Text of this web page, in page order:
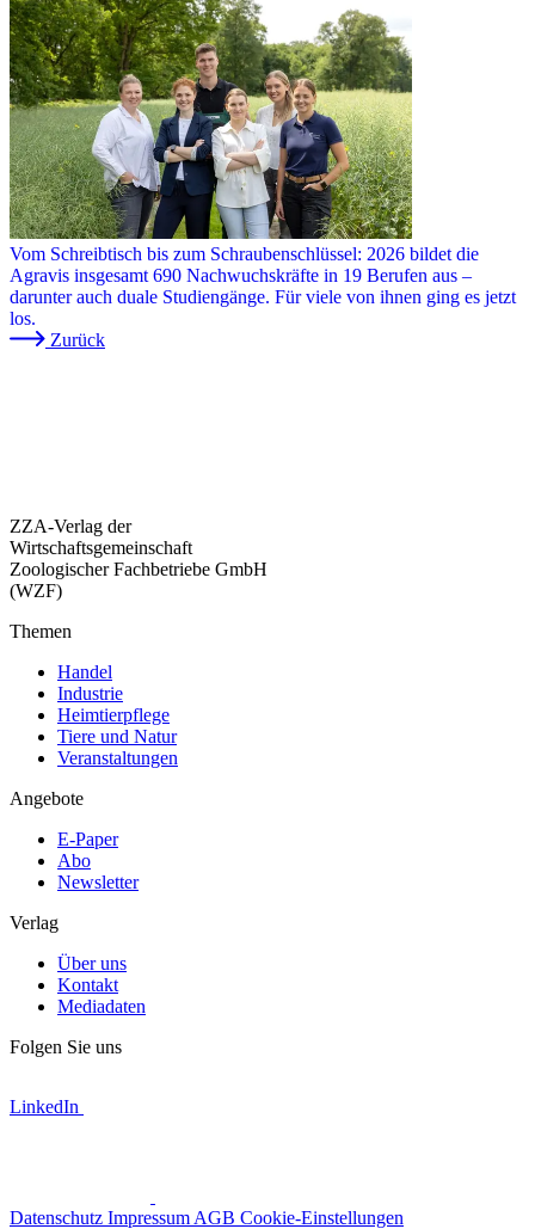
Vom Schreibtisch bis zum Schraubenschlüssel: 2026 bildet die
Agravis insgesamt 690 Nachwuchskräfte in 19 Berufen aus –
darunter auch duale Studiengänge. Für viele von ihnen ging es jetzt
los.
Zurück
ZZA-Verlag der
Wirtschaftsgemeinschaft
Zoologischer Fachbetriebe GmbH
(WZF)
Themen
Handel
Industrie
Heimtierpflege
Tiere und Natur
Veranstaltungen
Angebote
E-Paper
Abo
Newsletter
Verlag
Über uns
Kontakt
Mediadaten
Folgen Sie uns
LinkedIn
Datenschutz Impressum AGB Cookie-Einstellungen